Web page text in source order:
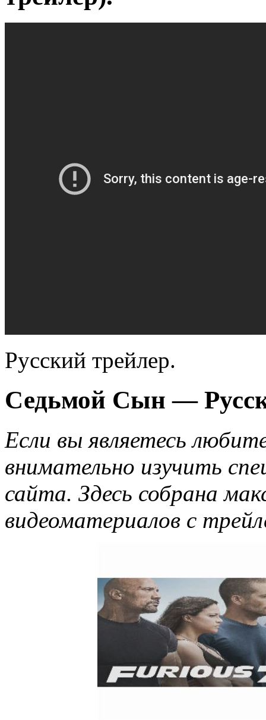
Русский трейлер.
Седьмой Сын —
Если вы являетесь
внимательно изучить
сайта. Здесь собрана
видеоматериалов с